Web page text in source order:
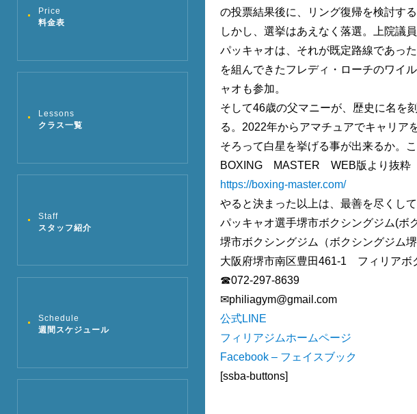
Price
料金表
Lessons
クラス一覧
Staff
スタッフ紹介
Schedule
週間スケジュール
の投票結果後に、リング復帰を検討する
しかし、選挙はあえなく落選。上院議
パッキャオは、それが既定路線であっ
を組んできたフレディ・ローチのワイ
ャオも参加。
そして46歳の父マニーが、歴史に名を
る。2022年からアマチュアでキャリア
そろって白星を挙げる事が出来るか。
BOXING MASTER WEB版より抜粋
https://boxing-master.com/
やると決まった以上は、最善を尽くし
パッキャオ選手堺市ボクシングジム(ボ
堺市ボクシングジム（ボクシングジム
大阪府堺市南区豊田461-1 フィリアボ
☎072-297-8639
✉︎philiagym@gmail.com
公式LINE
フィリアジムホームページ
Facebook – フェイスブック
[ssba-buttons]